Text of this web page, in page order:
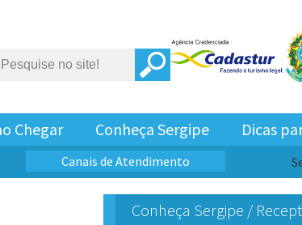
Chegar Conheça Sergipe Dicas
Canais de Atendimento
Conheça Sergipe /